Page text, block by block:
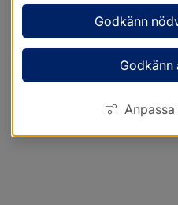
Godkänn
Godkänn